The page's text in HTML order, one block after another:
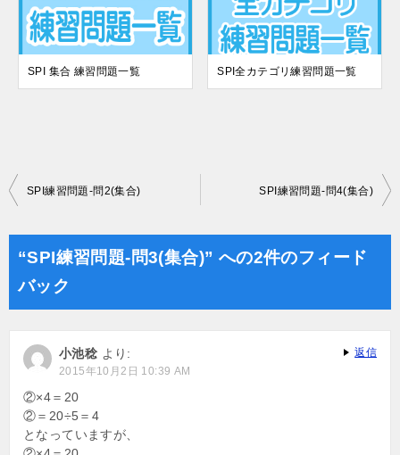
SPI 集合 練習問題一覧 SPI全カテゴリ練習問題一覧
投
シ
ン
SPI練習問題-問2(集合) SPI練習問題-問4(集合)
“SPI練習問題-問3(集合)” への2件のフィード
バック
小池稔 より:
2015年10月2日 10:39 AM
②×4＝20
②＝20÷5＝4
となっていますが、
返信